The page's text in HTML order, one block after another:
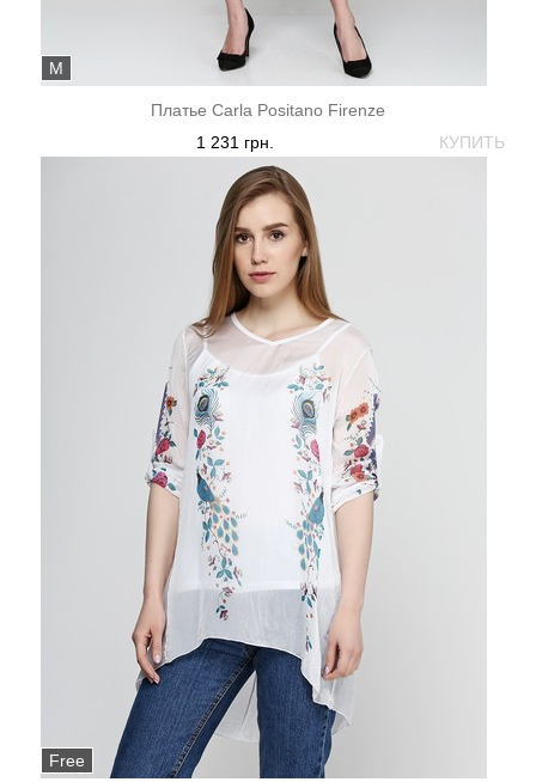
M
Платье Carla Positano Firenze
КУПИТЬ
1 231 грн.
Free